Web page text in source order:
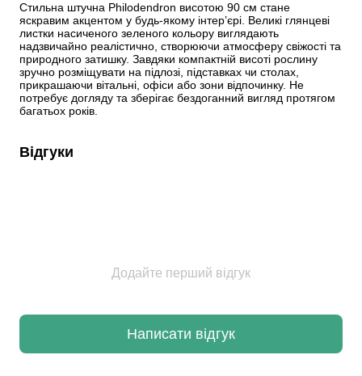
Стильна штучна Philodendron висотою 90 см стане
яскравим акцентом у будь-якому інтер’єрі. Великі глянцеві
листки насиченого зеленого кольору виглядають
надзвичайно реалістично, створюючи атмосферу свіжості та
природного затишку. Завдяки компактній висоті рослину
зручно розміщувати на підлозі, підставках чи столах,
прикрашаючи вітальні, офіси або зони відпочинку. Не
потребує догляду та зберігає бездоганний вигляд протягом
багатьох років.
Відгуки
Додайте перший відгук
Написати відгук